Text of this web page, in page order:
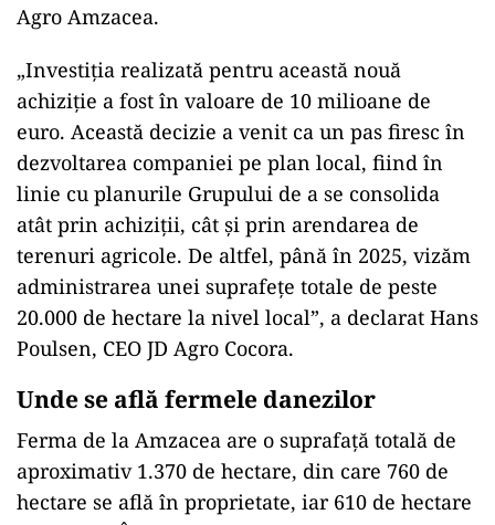
Agro Amzacea.
„Investiţia realizată pentru această nouă
achiziţie a fost în valoare de 10 milioane de
euro. Această decizie a venit ca un pas firesc în
dezvoltarea companiei pe plan local, fiind în
linie cu planurile Grupului de a se consolida
atât prin achiziţii, cât şi prin arendarea de
terenuri agricole. De altfel, până în 2025, vizăm
administrarea unei suprafeţe totale de peste
20.000 de hectare la nivel local”, a declarat Hans
Poulsen, CEO JD Agro Cocora.
Unde se află fermele danezilor
Ferma de la Amzacea are o suprafaţă totală de
aproximativ 1.370 de hectare, din care 760 de
hectare se află în proprietate, iar 610 de hectare